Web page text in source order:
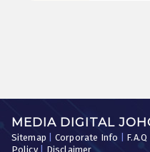
MEDIA DIGITAL
Sitemap Corporate Info F.A.Q
Policy| Disclaimer